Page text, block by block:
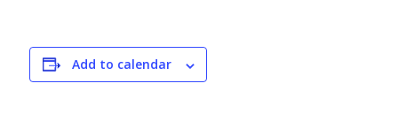
Add to calendar